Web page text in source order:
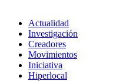
Actualidad
Investigación
Creadores
Movimientos
Iniciativa
Hiperlocal